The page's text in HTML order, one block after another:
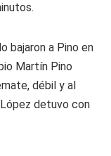
bajaron a Pino en
Martín Pino
débil y al
detuvo con